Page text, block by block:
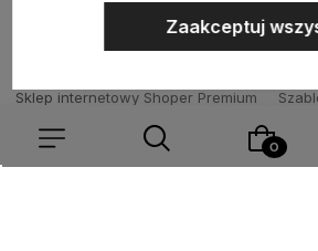
Sklep internetowy Shoper Premium
Zaakceptuj